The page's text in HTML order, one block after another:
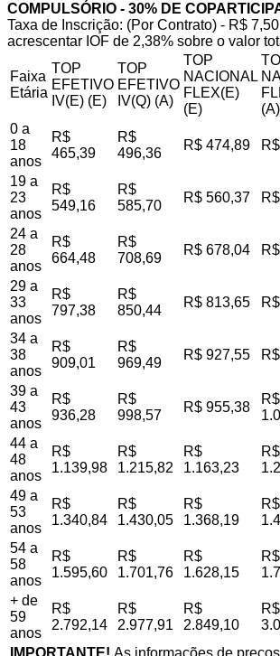
COMPULSÓRIO - 30% DE
Taxa de Inscrição: (Por Contrato) - R$
acrescentar IOF de 2,38% sobre o valor
Faixa
Etária
TOP
EFETIVO
IV(E) (E)
TOP
EFETIVO
IV(Q) (A)
TOP
NACIONAL
FLEX(E)
(E)
(A)
0 a
18
anos
R$
465,39
R$
496,36
R$ 474,89
19 a
23
anos
R$
549,16
R$
585,70
R$ 560,37
24 a
28
anos
R$
664,48
R$
708,69
R$ 678,04
29 a
33
anos
R$
797,38
R$
850,44
R$ 813,65
34 a
38
anos
R$
909,01
R$
969,49
R$ 927,55
39 a
43
anos
R$
936,28
R$
998,57
R$ 955,38
R$
44 a
48
anos
R$
1.139,98
R$
1.215,82
R$
1.163,23
R$
49 a
53
anos
R$
1.340,84
R$
1.430,05
R$
1.368,19
R$
54 a
58
anos
R$
1.595,60
R$
1.701,76
R$
1.628,15
R$
+ de
59
anos
R$
2.792,14
R$
2.977,91
R$
2.849,10
R$